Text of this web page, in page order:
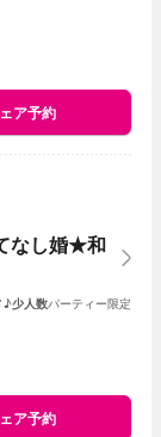
ア予約
なし婚★和
♪少人数パーティー限定
ア予約